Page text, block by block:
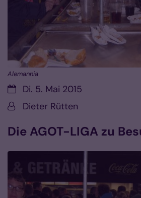
Alemannia
Datum:Di. 5. Mai 2015
Von:Dieter Rütten
Die AGOT-LIGA zu